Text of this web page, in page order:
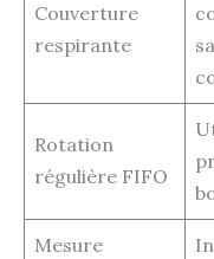
Couverture
respirante
Rotation
régulière FIFO
Mesure